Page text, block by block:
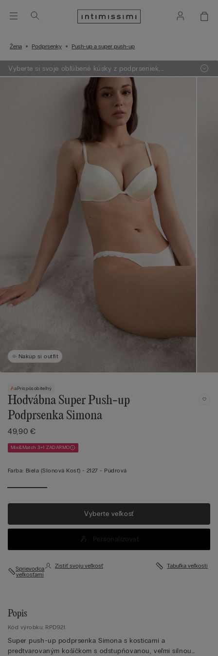
Žena Podprsenky Push-up a super push-up
Vyberte si svoje obľúbené kúsky z podprseniek,
oblečenia, pyžám a lingerie. Vložte do košíka 4 produkty
Nakúp si outfit
Prispôsobiteľný
Hodvábna Super Push-up
Podprsenka Simona
49,90 €
Mix&Match 3+1 ZADARMO
Farba: Biela (slonová Kosť) - 2127 - Púdrová
Vyberte veľkosť
Personalizovať
Sprievodca
veľkosťami
Zistiť svoju veľkosť Tabuľka veľkostí
Popis
Kód výrobku: RPD92I
Super push-up podprsenka Simona s kosticami a
predtvarovaným košíčkom s odstupňovanou, veľmi silnou